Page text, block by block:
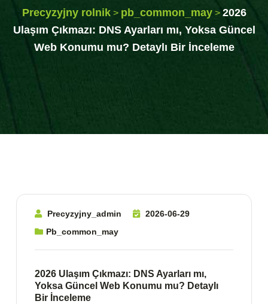
Precyzyjny rolnik> pb_common_may> 2026
Ulaşım Çıkmazı: DNS Ayarları mı, Yoksa Güncel
Web Konumu mu? Detaylı Bir İnceleme
Precyzyjny_admin
2026-06-29
Pb_common_may
2026 Ulaşım Çıkmazı: DNS Ayarları mı,
Yoksa Güncel Web Konumu mu? Detaylı
Bir İnceleme